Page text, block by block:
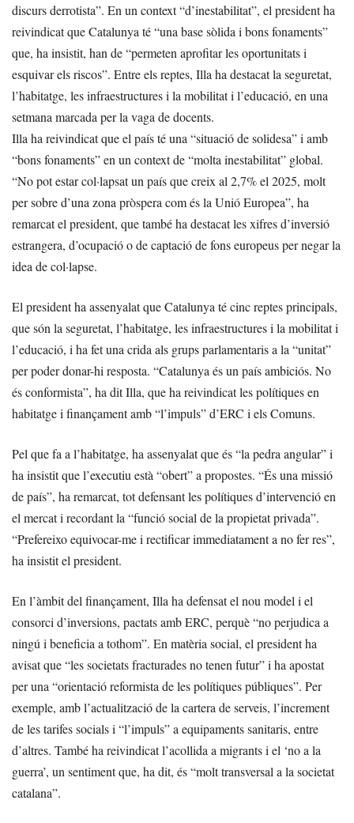
discurs derrotista”. En un context “d’inestabilitat”, el president ha
reivindicat que Catalunya té “una base sòlida i bons fonaments”
que, ha insistit, han de “permeten aprofitar les oportunitats i
esquivar els riscos”. Entre els reptes, Illa ha destacat la seguretat,
l’habitatge, les infraestructures i la mobilitat i l’educació, en una
setmana marcada per la vaga de docents.
Illa ha reivindicat que el país té una “situació de solidesa” i amb
“bons fonaments” en un context de “molta inestabilitat” global.
“No pot estar col·lapsat un país que creix al 2,7% el 2025, molt
per sobre d’una zona pròspera com és la Unió Europea”, ha
remarcat el president, que també ha destacat les xifres d’inversió
estrangera, d’ocupació o de captació de fons europeus per negar la
idea de col·lapse.
El president ha assenyalat que Catalunya té cinc reptes principals,
que són la seguretat, l’habitatge, les infraestructures i la mobilitat i
l’educació, i ha fet una crida als grups parlamentaris a la “unitat”
per poder donar-hi resposta. “Catalunya és un país ambiciós. No
és conformista”, ha dit Illa, que ha reivindicat les polítiques en
habitatge i finançament amb “l’impuls” d’ERC i els Comuns.
Pel que fa a l’habitatge, ha assenyalat que és “la pedra angular” i
ha insistit que l’executiu està “obert” a propostes. “És una missió
de país”, ha remarcat, tot defensant les polítiques d’intervenció en
el mercat i recordant la “funció social de la propietat privada”.
“Prefereixo equivocar-me i rectificar immediatament a no fer res”,
ha insistit el president.
En l’àmbit del finançament, Illa ha defensat el nou model i el
consorci d’inversions, pactats amb ERC, perquè “no perjudica a
ningú i beneficia a tothom”. En matèria social, el president ha
avisat que “les societats fracturades no tenen futur” i ha apostat
per una “orientació reformista de les polítiques públiques”. Per
exemple, amb l’actualització de la cartera de serveis, l’increment
de les tarifes socials i “l’impuls” a equipaments sanitaris, entre
d’altres. També ha reivindicat l’acollida a migrants i el ‘no a la
guerra’, un sentiment que, ha dit, és “molt transversal a la societat
catalana”.